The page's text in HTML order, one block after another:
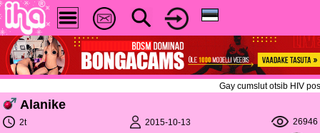
Gay cumslut otsib HIV
Alanike
2t 2015-10-13 26946